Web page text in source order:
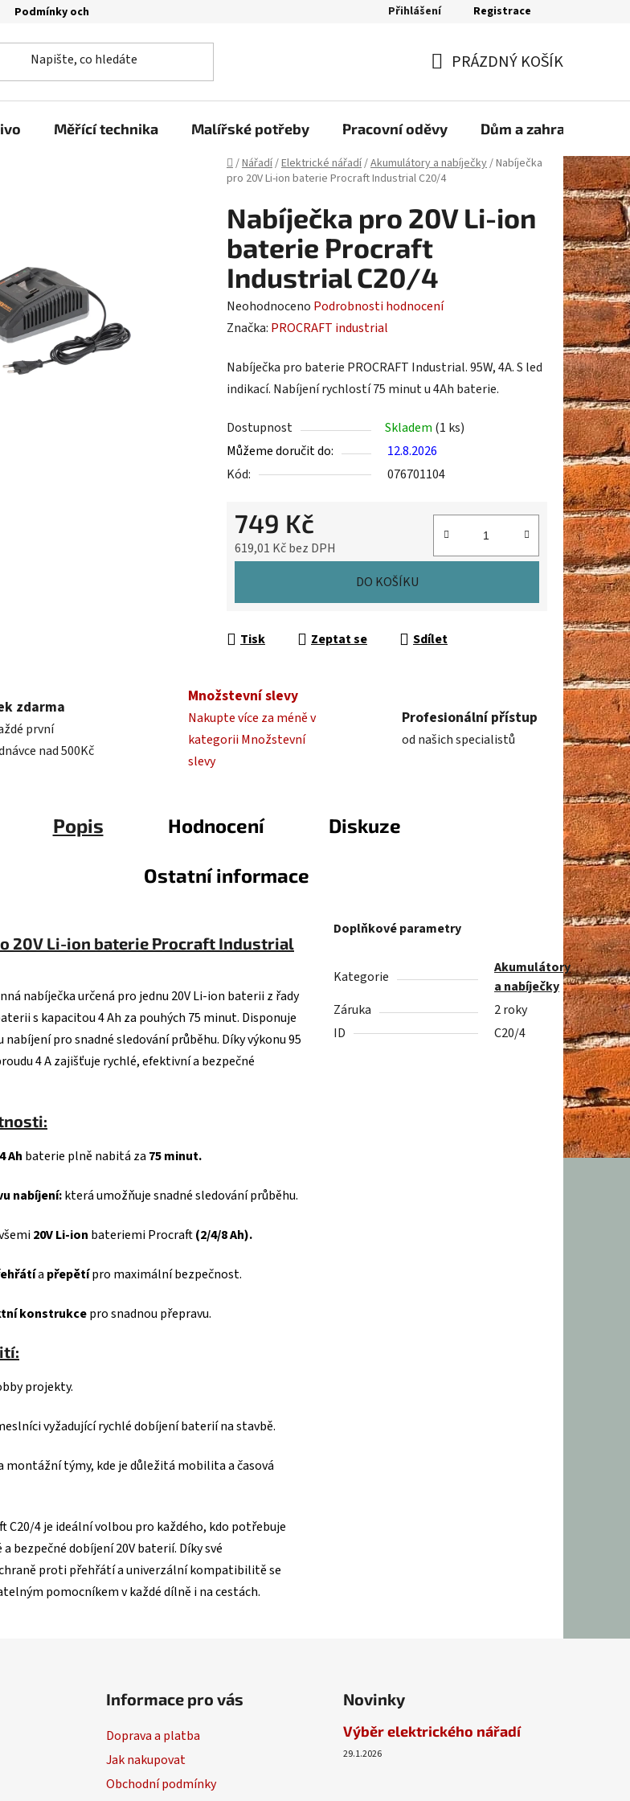
Podmínky ochrany osobních údajů Přihlášení Registrace
KOŠÍK
PRÁZDNÝ KOŠÍK
Měřící technika Malířské potřeby Pracovní oděvy Dům a zahrada
Domů
/Nářadí/Elektrické nářadí/Akumulátory a nabíječky/Nabíječka
pro 20V Li-ion baterie Procraft Industrial C20/4
Nabíječka pro 20V Li-ion
baterie Procraft
Industrial C20/4
Průměrné
hodnocení
je
0,0
5
hvězdiček.
Neohodnoceno Podrobnosti hodnocení
Značka: PROCRAFT industrial
Nabíječka pro baterie PROCRAFT Industrial. 95W, 4A. S led
indikací. Nabíjení rychlostí 75 minut u 4Ah baterie.
Dostupnost Skladem (1 ks)
Můžeme doručit do:
12.8.2026
Kód:
076701104
749 Kč
619,01 Kč bez DPH
DO KOŠÍKU
Tisk Zeptat se Sdílet
zdarma
první
nad 500Kč
Množstevní slevy
Nakupte více za méně v
kategorii Množstevní
slevy
Profesionální přístup
od našich specialistů
Popis Hodnocení Diskuze
Ostatní informace
20V Li-ion baterie Procraft Industrial
nabíječka určená pro jednu 20V Li-ion baterii z řady
s kapacitou 4 Ah za pouhých 75 minut. Disponuje
nabíjení pro snadné sledování průběhu. Díky výkonu 95
4 A zajišťuje rychlé, efektivní a bezpečné
Ah baterie plně nabitá za 75 minut.
nabíjení:která umožňuje snadné sledování průběhu.
20V Li-ion bateriemi Procraft(2/4/8 Ah).
a přepětípro maximální bezpečnost.
konstrukcepro snadnou přepravu.
projekty.
vyžadující rychlé dobíjení baterií na stavbě.
montážní týmy, kde je důležitá mobilita a časová
C20/4 je ideální volbou pro každého, kdo potřebuje
bezpečné dobíjení 20V baterií. Díky své
proti přehřátí a univerzální kompatibilitě se
pomocníkem v každé dílně i na cestách.
Doplňkové parametry
Kategorie
Akumulátory
a nabíječky
Záruka
2 roky
ID
C20/4
Informace pro vás
Doprava a platba
Jak nakupovat
Obchodní podmínky
Novinky
Výběr elektrického nářadí
29.1.2026